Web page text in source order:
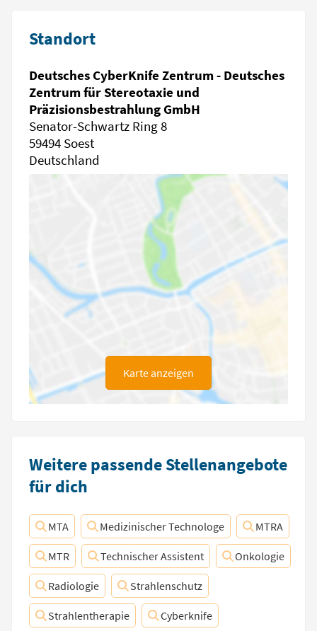
Standort
Deutsches CyberKnife Zentrum - Deutsches
Zentrum für Stereotaxie und
Präzisionsbestrahlung GmbH
Senator-Schwartz Ring 8
59494 Soest
Deutschland
Karte anzeigen
Weitere passende Stellenangebote
für dich
MTA Medizinischer Technologe MTRA
MTR Technischer Assistent Onkologie
Radiologie Strahlenschutz
Strahlentherapie Cyberknife